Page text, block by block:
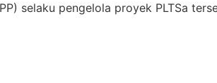
selaku pengelola proyek PLTSa